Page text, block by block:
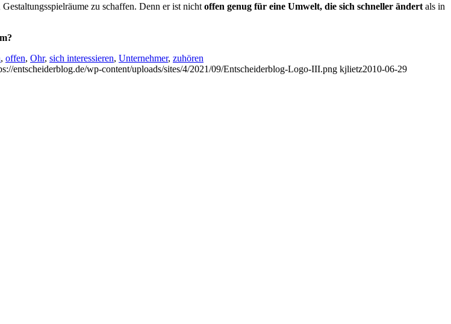
Gestaltungsspielräume zu schaffen. Denn er ist nicht offen genug für eine Umwelt, die sich schneller ändert als in
, offen, Ohr, sich interessieren, Unternehmer, zuhören
entscheiderblog.de/wp-content/uploads/sites/4/2021/09/Entscheiderblog-Logo-III.png kjlietz2010-06-29